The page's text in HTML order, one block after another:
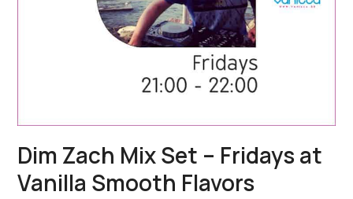
Dim Zach Mix Set – Fridays at
Vanilla Smooth Flavors